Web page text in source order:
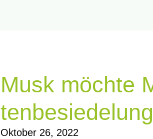
Musk möch­te
Oktober 26, 2022